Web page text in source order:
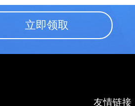
立即领取
友情链接